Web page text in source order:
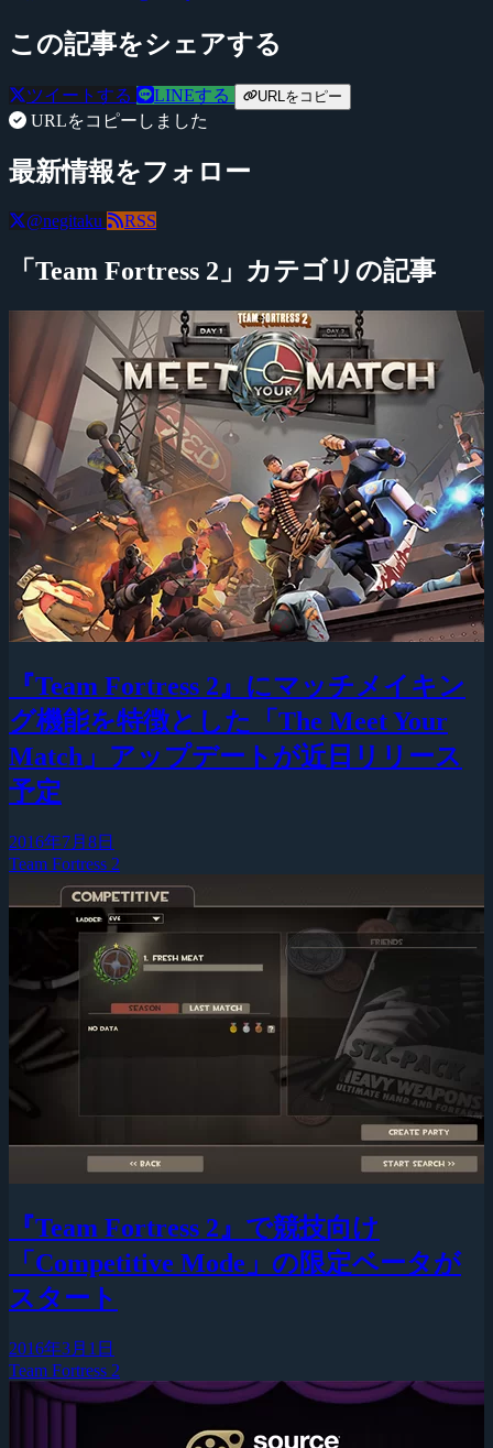
この記事をシェアする
ツイートする LINEする URLをコピー
URLをコピーしました
最新情報をフォロー
@negitaku RSS
「Team Fortress 2」カテゴリの記事
『Team Fortress 2』にマッチメイキン
グ機能を特徴とした「The Meet Your
Match」アップデートが近日リリース
予定
2016年7月8日
Team Fortress 2
『Team Fortress 2』で競技向け
「Competitive Mode」の限定ベータが
スタート
2016年3月1日
Team Fortress 2